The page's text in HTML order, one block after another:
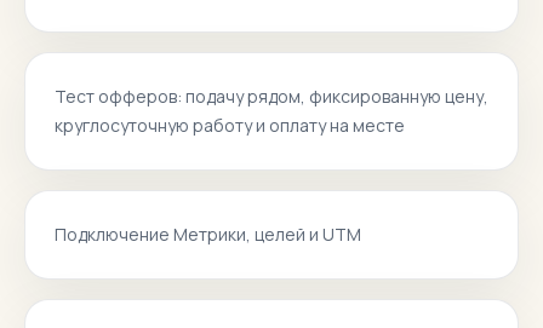
Тест офферов: подачу рядом, фиксированную цену,
круглосуточную работу и оплату на месте
Подключение Метрики, целей и UTM